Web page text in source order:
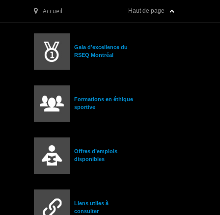
Accueil Haut de page
Gala d’excellence du
RSEQ Montréal
Formations en éthique
sportive
Offres d’emplois
disponibles
Liens utiles à
consulter